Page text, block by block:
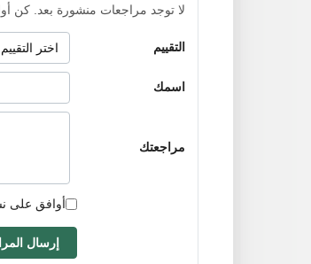
لا توجد مراجعات منشورة بعد. كن
التقييم
اسمك
مراجعتك
أوافق على
إرسال